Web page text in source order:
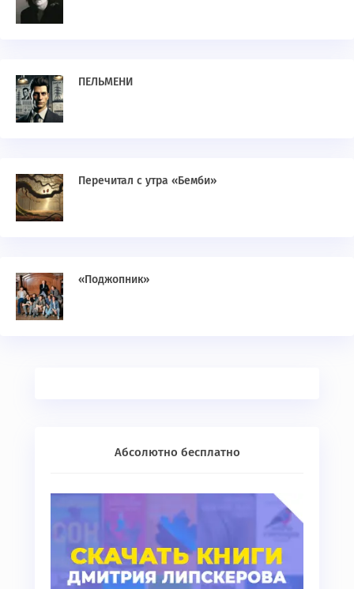
ПЕЛЬМЕНИ
Перечитал с утра «Бемби»
«Поджопник»
Абсолютно бесплатно